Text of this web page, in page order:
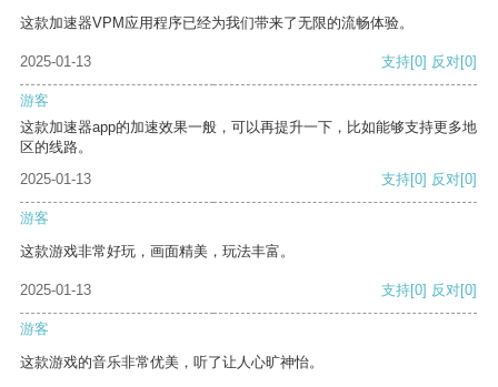
这款加速器VPM应用程序已经为我们带来了无限的流畅体验。
2025-01-13 支持[0] 反对[0]
游客
这款加速器app的加速效果一般，可以再提升一下，比如能够支持更多地
区的线路。
2025-01-13
支持[0] 反对[0]
游客
这款游戏非常好玩，画面精美，玩法丰富。
2025-01-13 支持[0] 反对[0]
游客
这款游戏的音乐非常优美，听了让人心旷神怡。